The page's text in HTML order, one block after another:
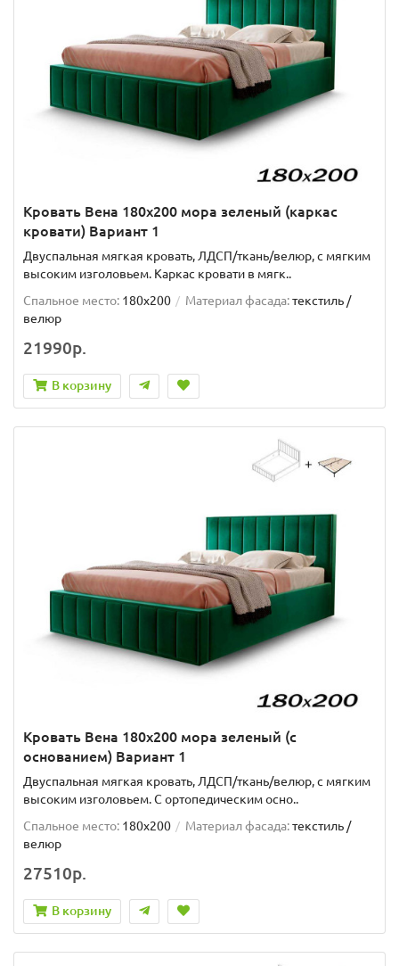
Кровать Вена 180х200 мора зеленый (каркас
кровати) Вариант 1
Двуспальная мягкая кровать, ЛДСП/ткань/велюр, с мягким
высоким изголовьем. Каркас кровати в мягк..
Спальное место: 180x200 Материал фасада:текстиль /
велюр
21990р.
В корзину
Кровать Вена 180х200 мора зеленый (с
основанием) Вариант 1
Двуспальная мягкая кровать, ЛДСП/ткань/велюр, с мягким
высоким изголовьем. C ортопедическим осно..
Спальное место: 180x200 Материал фасада:текстиль /
велюр
27510р.
В корзину